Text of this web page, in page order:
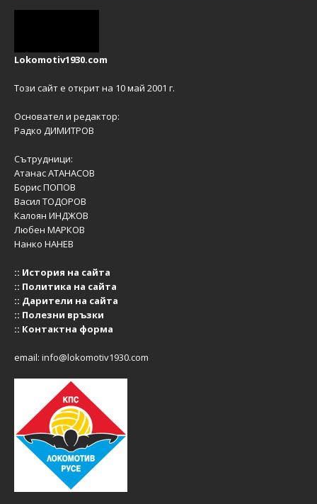
Lokomotiv1930.com
Този сайт е открит на 10 май 2001 г.
Основател и редактор:
Радко ДИМИТРОВ
Сътрудници:
Атанас АТАНАСОВ
Борис ПОПОВ
Васил ТОДОРОВ
Калоян ИНДЖОВ
Любен МАРКОВ
Нанко НАНЕВ
:: История на сайта
:: Политика на сайта
:: Дарители на сайта
:: Полезни връзки
:: Контактна форма
email: info@lokomotiv1930.com